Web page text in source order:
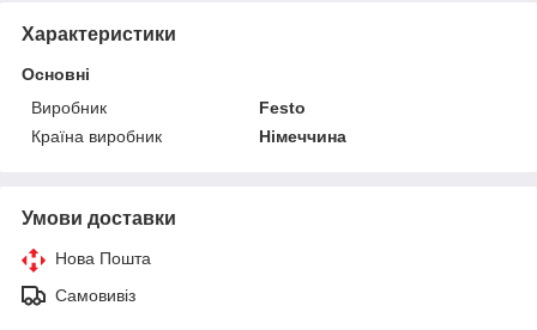
Характеристики
Основні
Виробник
Festo
Країна виробник
Німеччина
Умови доставки
Нова Пошта
Самовивіз